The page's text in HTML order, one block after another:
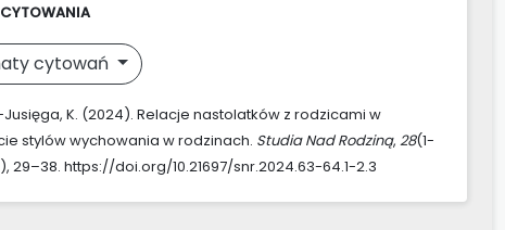
cytowań
K. (2024). Relacje nastolatków z rodzicami w
stylów wychowania w rodzinach. Studia Nad Rodziną, 28(1-
29–38. https://doi.org/10.21697/snr.2024.63-64.1-2.3